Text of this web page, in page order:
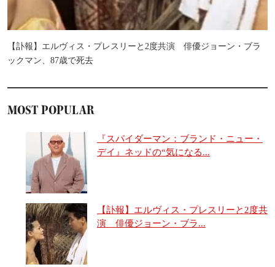
【訃報】エルヴィス・プレスリーと2度共演 俳優ジョーン・ブラ
ックマン、87歳で死去
MOST POPULAR
『スパイダーマン：ブランド・ニュー・
デイ』ネッドの“気になる...
【訃報】エルヴィス・プレスリーと2度共
演 俳優ジョーン・ブラ...